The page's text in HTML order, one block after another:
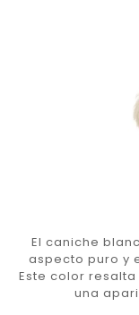
El caniche
aspecto puro y
Este color
una